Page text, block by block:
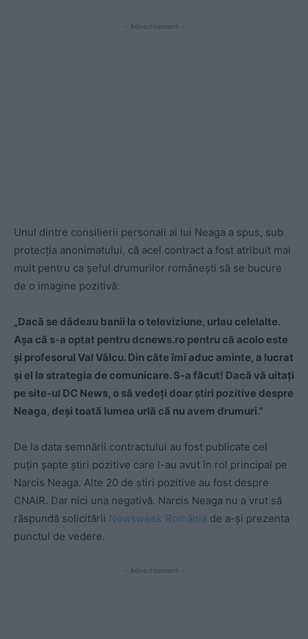
- Advertisement -
Unul dintre consilierii personali ai lui Neaga a spus, sub
protecția anonimatului, că acel contract a fost atribuit mai
mult pentru ca șeful drumurilor românești să se bucure
de o imagine pozitivă:
„Dacă se dădeau banii la o televiziune, urlau celelalte.
Așa că s-a optat pentru dcnews.ro pentru că acolo este
și profesorul Val Vâlcu. Din câte îmi aduc aminte, a lucrat
și el la strategia de comunicare. S-a făcut! Dacă vă uitați
pe site-ul DC News, o să vedeți doar știri pozitive despre
Neaga, deși toată lumea urlă că nu avem drumuri.”
De la data semnării contractului au fost publicate cel
puțin șapte știri pozitive care l-au avut în rol principal pe
Narcis Neaga. Alte 20 de știri pozitive au fost despre
CNAIR. Dar nici una negativă. Narcis Neaga nu a vrut să
răspundă solicitării Newsweek România de a-și prezenta
punctul de vedere.
- Advertisement -